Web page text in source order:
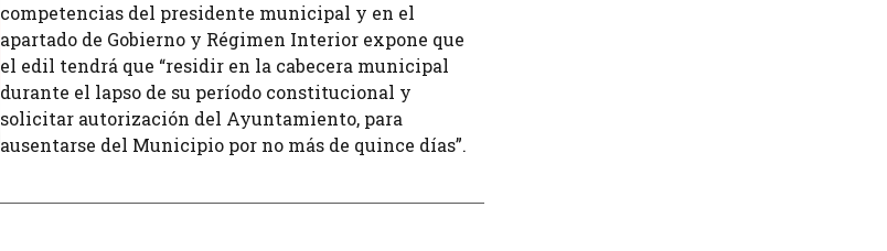
competencias del presidente municipal y en el
apartado de Gobierno y Régimen Interior expone que
el edil tendrá que “residir en la cabecera municipal
durante el lapso de su período constitucional y
solicitar autorización del Ayuntamiento, para
ausentarse del Municipio por no más de quince días”.